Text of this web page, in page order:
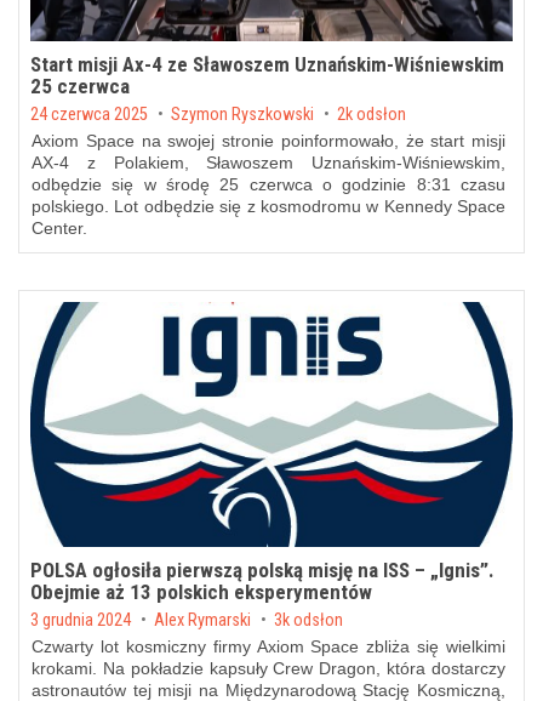
Start misji Ax-4 ze Sławoszem Uznańskim-Wiśniewskim
25 czerwca
Posted on
24 czerwca 2025 bySzymon Ryszkowski 2k odsłon
Axiom Space na swojej stronie poinformowało, że start misji
AX-4 z Polakiem, Sławoszem Uznańskim-Wiśniewskim,
odbędzie się w środę 25 czerwca o godzinie 8:31 czasu
polskiego. Lot odbędzie się z kosmodromu w Kennedy Space
Center.
POLSA ogłosiła pierwszą polską misję na ISS – „Ignis”.
Obejmie aż 13 polskich eksperymentów
Posted on
3 grudnia 2024 by Alex Rymarski 3k odsłon
Czwarty lot kosmiczny firmy Axiom Space zbliża się wielkimi
krokami. Na pokładzie kapsuły Crew Dragon, która dostarczy
astronautów tej misji na Międzynarodową Stację Kosmiczną,